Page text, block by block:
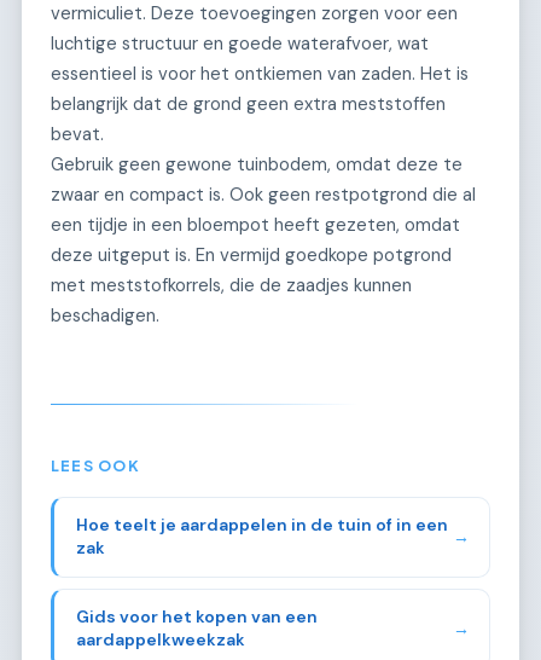
vermiculiet. Deze toevoegingen zorgen voor een
luchtige structuur en goede waterafvoer, wat
essentieel is voor het ontkiemen van zaden. Het is
belangrijk dat de grond geen extra meststoffen
bevat.
Gebruik geen gewone tuinbodem, omdat deze te
zwaar en compact is. Ook geen restpotgrond die al
een tijdje in een bloempot heeft gezeten, omdat
deze uitgeput is. En vermijd goedkope potgrond
met meststofkorrels, die de zaadjes kunnen
beschadigen.
LEES OOK
Hoe teelt je aardappelen in de tuin of in een
zak
→
Gids voor het kopen van een
aardappelkweekzak
→